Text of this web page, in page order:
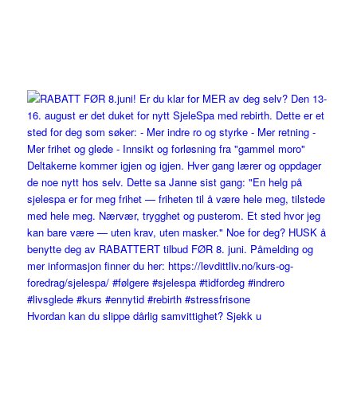
Hvordan kan du slippe dårlig samvittighet? Sjekk u